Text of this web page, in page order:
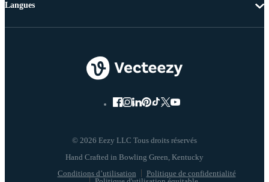
© 2026 Eezy LLC Tous droits réservés
Conditions d’utilisation
Politique de confidentialité
Langues